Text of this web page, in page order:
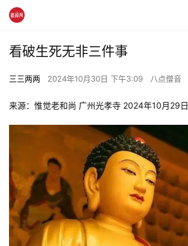
看破生死无非三件事
三三两两 2024年10月30日 下午3:09 八点僧音
来源：惟觉老和尚 广州光孝寺 2024年10月29日